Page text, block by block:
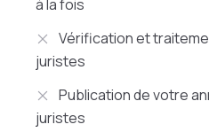
à la fois
Vérification et
juristes
Publication de votre
juristes